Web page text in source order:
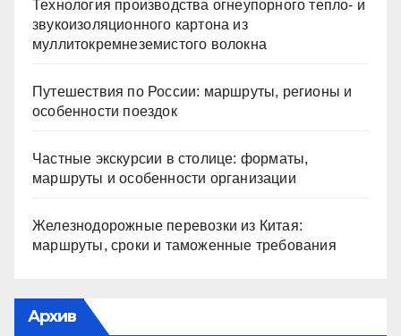
Технология производства огнеупорного тепло- и
звукоизоляционного картона из
муллитокремнеземистого волокна
Путешествия по России: маршруты, регионы и
особенности поездок
Частные экскурсии в столице: форматы,
маршруты и особенности организации
Железнодорожные перевозки из Китая:
маршруты, сроки и таможенные требования
Архив